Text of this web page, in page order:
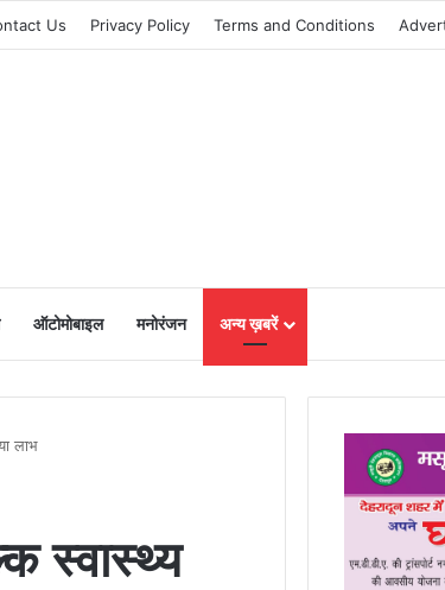
Us Privacy Policy Terms and Conditions
ऑटोमोबाइल मनोरंजन अन्य ख़बरें
लाभ
स्वास्थ्य